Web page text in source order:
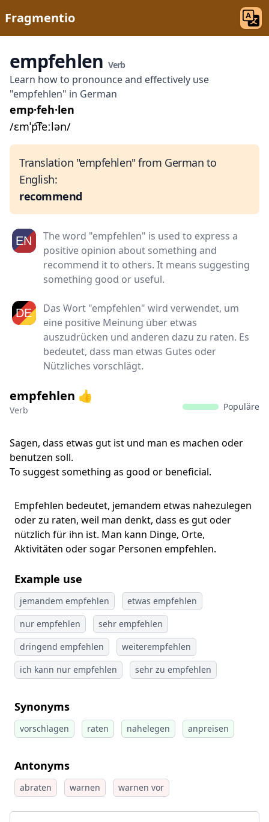
Fragmentio
empfehlen Verb
Learn how to pronounce and effectively use
"empfehlen" in German
emp·feh·len
/ɛmˈp͡feːlən/
Translation "empfehlen" from German to
English:
recommend
The word "empfehlen" is used to express a
positive opinion about something and
recommend it to others. It means suggesting
something good or useful.
Das Wort "empfehlen" wird verwendet, um
eine positive Meinung über etwas
auszudrücken und anderen dazu zu raten. Es
bedeutet, dass man etwas Gutes oder
Nützliches vorschlägt.
empfehlen 👍
Verb Populäre
Sagen, dass etwas gut ist und man es machen oder
benutzen soll.
To suggest something as good or beneficial.
Empfehlen bedeutet, jemandem etwas nahezulegen
oder zu raten, weil man denkt, dass es gut oder
nützlich für ihn ist. Man kann Dinge, Orte,
Aktivitäten oder sogar Personen empfehlen.
Example use
jemandem empfehlen
etwas empfehlen
nur empfehlen
sehr empfehlen
dringend empfehlen
weiterempfehlen
ich kann nur empfehlen
sehr zu empfehlen
Synonyms
vorschlagen raten nahelegen anpreisen
Antonyms
abraten warnen warnen vor